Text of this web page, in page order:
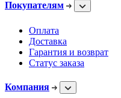
Покупателям
Оплата
Доставка
Гарантия и возврат
Статус заказа
Компания